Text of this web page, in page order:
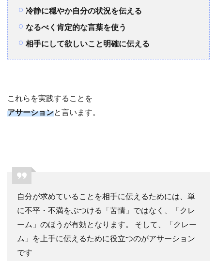
冷静に穏やか自分の状況を伝える
なるべく肯定的な言葉を使う
相手にして欲しいこと明確に伝える
これらを実践することを
アサーションと言います。
自分が求めていることを相手に伝えるためには、単
に不平・不満をぶつける「苦情」ではなく、「クレ
ーム」のほうが有効となります。 そして、「クレー
ム」を上手に伝えるために役立つのがアサーション
です